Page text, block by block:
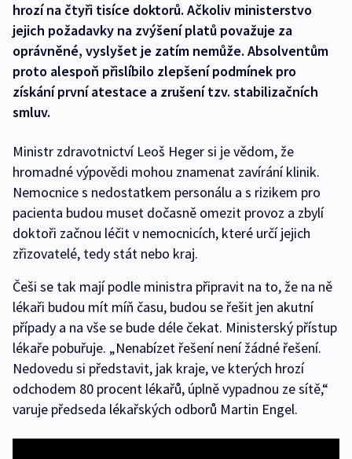
hrozí na čtyři tisíce doktorů. Ačkoliv ministerstvo
jejich požadavky na zvýšení platů považuje za
oprávněné, vyslyšet je zatím nemůže. Absolventům
proto alespoň přislíbilo zlepšení podmínek pro
získání první atestace a zrušení tzv. stabilizačních
smluv.
Ministr zdravotnictví Leoš Heger si je vědom, že
hromadné výpovědi mohou znamenat zavírání klinik.
Nemocnice s nedostatkem personálu a s rizikem pro
pacienta budou muset dočasně omezit provoz a zbylí
doktoři začnou léčit v nemocnicích, které určí jejich
zřizovatelé, tedy stát nebo kraj.
Češi se tak mají podle ministra připravit na to, že na ně
lékaři budou mít míň času, budou se řešit jen akutní
případy a na vše se bude déle čekat. Ministerský přístup
lékaře pobuřuje. „Nenabízet řešení není žádné řešení.
Nedovedu si představit, jak kraje, ve kterých hrozí
odchodem 80 procent lékařů, úplně vypadnou ze sítě,“
varuje předseda lékařských odborů Martin Engel.